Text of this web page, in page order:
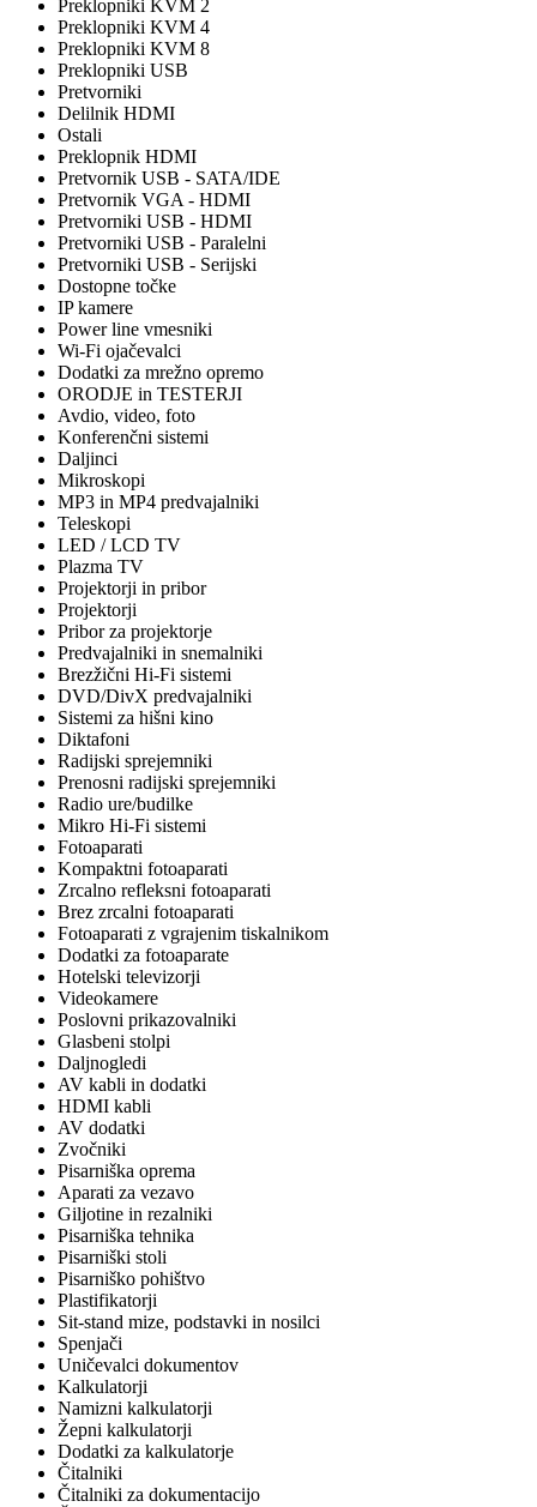
Preklopniki KVM 2
Preklopniki KVM 4
Preklopniki KVM 8
Preklopniki USB
Pretvorniki
Delilnik HDMI
Ostali
Preklopnik HDMI
Pretvornik USB - SATA/IDE
Pretvornik VGA - HDMI
Pretvorniki USB - HDMI
Pretvorniki USB - Paralelni
Pretvorniki USB - Serijski
Dostopne točke
IP kamere
Power line vmesniki
Wi-Fi ojačevalci
Dodatki za mrežno opremo
ORODJE in TESTERJI
Avdio, video, foto
Konferenčni sistemi
Daljinci
Mikroskopi
MP3 in MP4 predvajalniki
Teleskopi
LED / LCD TV
Plazma TV
Projektorji in pribor
Projektorji
Pribor za projektorje
Predvajalniki in snemalniki
Brezžični Hi-Fi sistemi
DVD/DivX predvajalniki
Sistemi za hišni kino
Diktafoni
Radijski sprejemniki
Prenosni radijski sprejemniki
Radio ure/budilke
Mikro Hi-Fi sistemi
Fotoaparati
Kompaktni fotoaparati
Zrcalno refleksni fotoaparati
Brez zrcalni fotoaparati
Fotoaparati z vgrajenim tiskalnikom
Dodatki za fotoaparate
Hotelski televizorji
Videokamere
Poslovni prikazovalniki
Glasbeni stolpi
Daljnogledi
AV kabli in dodatki
HDMI kabli
AV dodatki
Zvočniki
Pisarniška oprema
Aparati za vezavo
Giljotine in rezalniki
Pisarniška tehnika
Pisarniški stoli
Pisarniško pohištvo
Plastifikatorji
Sit-stand mize, podstavki in nosilci
Spenjači
Uničevalci dokumentov
Kalkulatorji
Namizni kalkulatorji
Žepni kalkulatorji
Dodatki za kalkulatorje
Čitalniki
Čitalniki za dokumentacijo